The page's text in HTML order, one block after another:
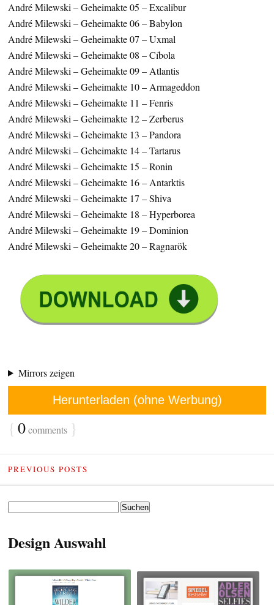
André Milewski – Geheimakte 05 – Excalibur
André Milewski – Geheimakte 06 – Babylon
André Milewski – Geheimakte 07 – Uxmal
André Milewski – Geheimakte 08 – Cíbola
André Milewski – Geheimakte 09 – Atlantis
André Milewski – Geheimakte 10 – Armageddon
André Milewski – Geheimakte 11 – Fenris
André Milewski – Geheimakte 12 – Zerberus
André Milewski – Geheimakte 13 – Pandora
André Milewski – Geheimakte 14 – Tartarus
André Milewski – Geheimakte 15 – Ronin
André Milewski – Geheimakte 16 – Antarktis
André Milewski – Geheimakte 17 – Shiva
André Milewski – Geheimakte 18 – Hyperborea
André Milewski – Geheimakte 19 – Dominion
André Milewski – Geheimakte 20 – Ragnarök
Mirrors zeigen
Herunterladen (ohne Werbung)
{ 0comments }
PREVIOUS POSTS
Design Auswahl